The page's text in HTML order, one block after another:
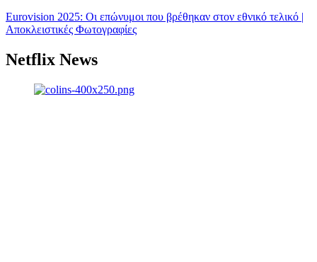
Eurovision 2025: Οι επώνυμοι που βρέθηκαν στον εθνικό τελικό |
Αποκλειστικές Φωτογραφίες
Netflix News